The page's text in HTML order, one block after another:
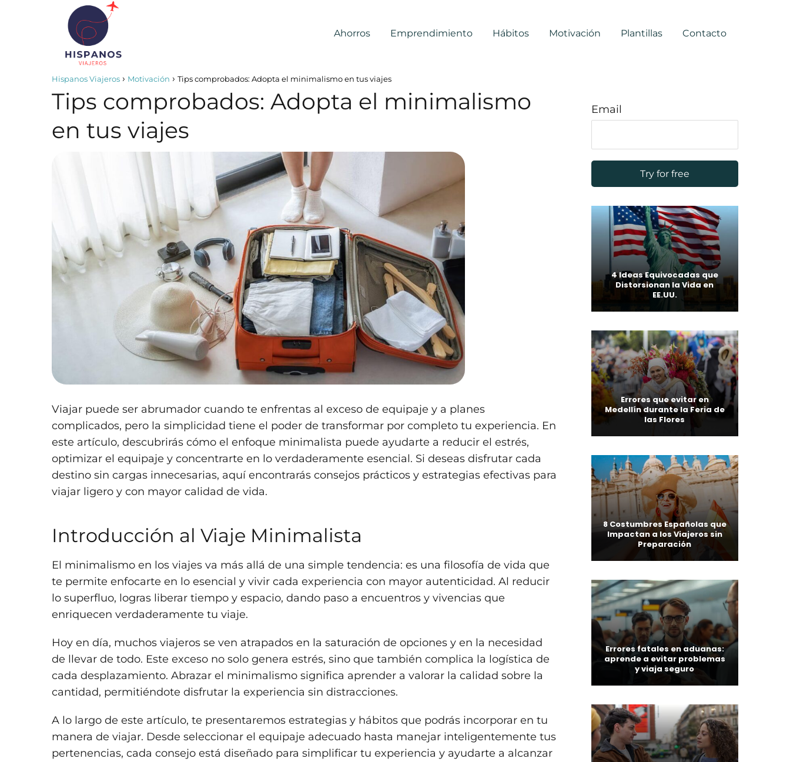
Ahorros Emprendimiento Hábitos Motivación Plantillas Contacto
Hispanos Viajeros Motivación Tips comprobados: Adopta el minimalismo en tus viajes
Tips comprobados: Adopta el minimalismo
en tus viajes
Viajar puede ser abrumador cuando te enfrentas al exceso de equipaje y a planes
complicados, pero la simplicidad tiene el poder de transformar por completo tu experiencia. En
este artículo, descubrirás cómo el enfoque minimalista puede ayudarte a reducir el estrés,
optimizar el equipaje y concentrarte en lo verdaderamente esencial. Si deseas disfrutar cada
destino sin cargas innecesarias, aquí encontrarás consejos prácticos y estrategias efectivas para
viajar ligero y con mayor calidad de vida.
Introducción al Viaje Minimalista
El minimalismo en los viajes va más allá de una simple tendencia: es una filosofía de vida que
te permite enfocarte en lo esencial y vivir cada experiencia con mayor autenticidad. Al reducir
lo superfluo, logras liberar tiempo y espacio, dando paso a encuentros y vivencias que
enriquecen verdaderamente tu viaje.
Hoy en día, muchos viajeros se ven atrapados en la saturación de opciones y en la necesidad
de llevar de todo. Este exceso no solo genera estrés, sino que también complica la logística de
cada desplazamiento. Abrazar el minimalismo significa aprender a valorar la calidad sobre la
cantidad, permitiéndote disfrutar la experiencia sin distracciones.
A lo largo de este artículo, te presentaremos estrategias y hábitos que podrás incorporar en tu
manera de viajar. Desde seleccionar el equipaje adecuado hasta manejar inteligentemente tus
pertenencias, cada consejo está diseñado para simplificar tu experiencia y ayudarte a alcanzar
Email
4 Ideas Equivocadas que
Distorsionan la Vida en
EE.UU.
Errores que evitar en
Medellín durante la Feria de
las Flores
8 Costumbres Españolas que
Impactan a los Viajeros sin
Preparación
Errores fatales en aduanas:
aprende a evitar problemas
y viaja seguro